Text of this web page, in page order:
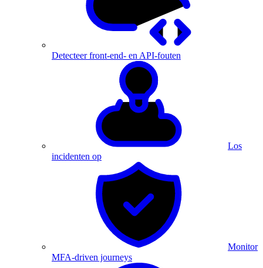
Detecteer front-end- en API-fouten
Los
incidenten op
Monitor
MFA-driven journeys